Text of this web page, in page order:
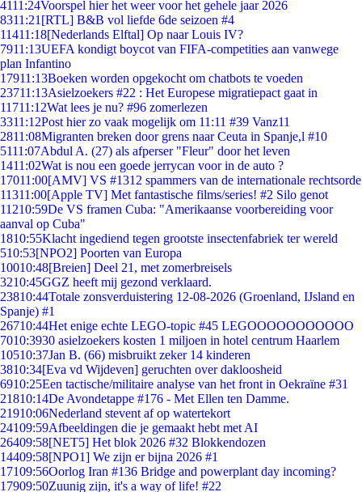
4111:24Voorspel hier het weer voor het gehele jaar 2026
8311:21 [RTL] B&B vol liefde 6de seizoen #4
11411:18[Nederlands Elftal] Op naar Louis IV?
7911:13UEFA kondigt boycot van FIFA-competities aan vanwege
plan Infantino
17911:13Boeken worden opgekocht om chatbots te voeden
23711:13Asielzoekers #22 : Het Europese migratiepact gaat in
11711:12Wat lees je nu? #96 zomerlezen
3311:12Post hier zo vaak mogelijk om 11:11 #39 Vanz11
2811:08Migranten breken door grens naar Ceuta in Spanje,l #10
5111:07Abdul A. (27) als afperser "Fleur" door het leven
1411:02Wat is nou een goede jerrycan voor in de auto ?
17011:00[AMV] VS #1312 spammers van de internationale rechtsorde
11311:00[Apple TV] Met fantastische films/series! #2 Silo genot
11210:59De VS framen Cuba: "Amerikaanse voorbereiding voor
aanval op Cuba"
1810:55Klacht ingediend tegen grootste insectenfabriek ter wereld
510:53[NPO2] Poorten van Europa
10010:48[Breien] Deel 21, met zomerbreisels
3210:45GGZ heeft mij gezond verklaard.
23810:44Totale zonsverduistering 12-08-2026 (Groenland, IJsland en
Spanje) #1
26710:44Het enige echte LEGO-topic #45 LEGOOOOOOOOOOO
7010:3930 asielzoekers kosten 1 miljoen in hotel centrum Haarlem
10510:37Jan B. (66) misbruikt zeker 14 kinderen
3810:34[Eva vd Wijdeven] geruchten over dakloosheid
6910:25Een tactische/militaire analyse van het front in Oekraïne #31
21810:14De Avondetappe #176 - Met Ellen ten Damme.
21910:06Nederland stevent af op watertekort
24109:59Afbeeldingen die je gemaakt hebt met AI
26409:58[NET5] Het blok 2026 #32 Blokkendozen
14409:58[NPO1] We zijn er bijna 2026 #1
17109:56Oorlog Iran #136 Bridge and powerplant day incoming?
17909:50Zuunig zijn, it's a way of life! #22